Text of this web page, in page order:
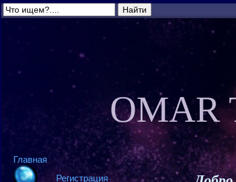
Главная
Регистрация
OMAR